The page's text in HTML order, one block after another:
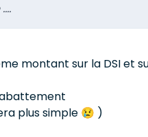
montant sur la DSI et
plus simple 😢 )